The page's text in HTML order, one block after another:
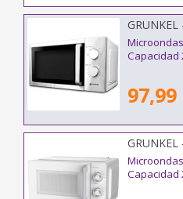
Capacidad
97,99
Capacidad